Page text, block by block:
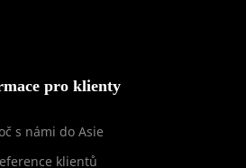
pro klienty
s námi do Asie
klientů